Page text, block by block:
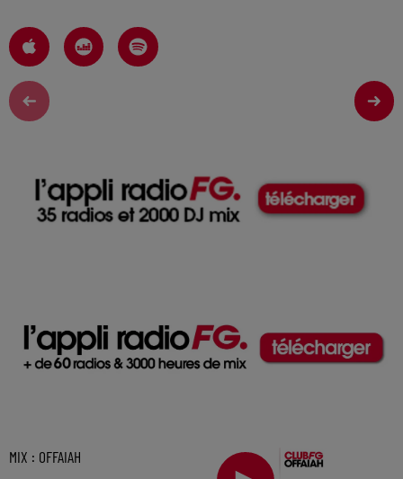
MIX : OFFAIAH